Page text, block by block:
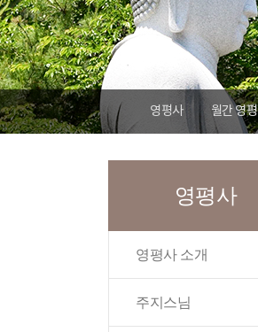
영평사 월간 영평
영평사
영평사 소개
주지스님